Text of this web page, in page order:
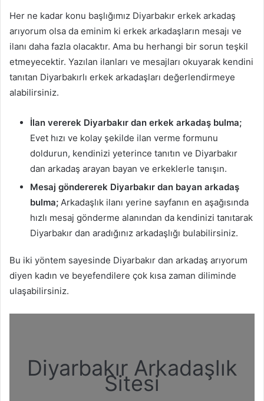
Her ne kadar konu başlığımız Diyarbakır erkek arkadaş
arıyorum olsa da eminim ki erkek arkadaşların mesajı ve
ilanı daha fazla olacaktır. Ama bu herhangi bir sorun teşkil
etmeyecektir. Yazılan ilanları ve mesajları okuyarak kendini
tanıtan Diyarbakırlı erkek arkadaşları değerlendirmeye
alabilirsiniz.
İlan vererek Diyarbakır dan erkek arkadaş bulma;
Evet hızı ve kolay şekilde ilan verme formunu
doldurun, kendinizi yeterince tanıtın ve Diyarbakır
dan arkadaş arayan bayan ve erkeklerle tanışın.
Mesaj göndererek Diyarbakır dan bayan arkadaş
bulma; Arkadaşlık ilanı yerine sayfanın en aşağısında
hızlı mesaj gönderme alanından da kendinizi tanıtarak
Diyarbakır dan aradığınız arkadaşlığı bulabilirsiniz.
Bu iki yöntem sayesinde Diyarbakır dan arkadaş arıyorum
diyen kadın ve beyefendilere çok kısa zaman diliminde
ulaşabilirsiniz.
Diyarbakır Arkadaşlık
Sitesi